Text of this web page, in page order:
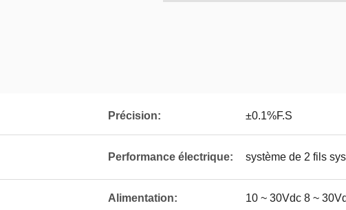
Précision: ±0.1%F.S
Performance électrique: système de 2 fils
Alimentation: 10 ~ 30Vdc 8 ~